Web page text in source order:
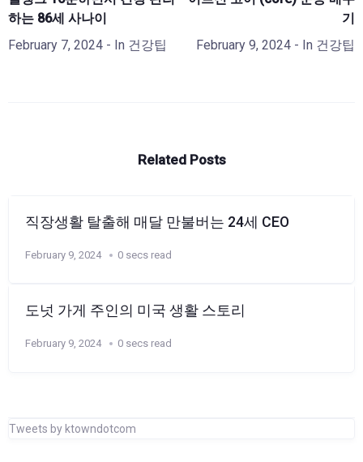
하는 86세 사나이
February 7, 2024 - In 건강팁
기
February 9, 2024 - In 건강팁
Related Posts
직장생활 탈출해 매달 만불버는 24세 CEO
February 9, 2024 0 secs read
도넛 가게 주인의 미국 생활 스토리
February 9, 2024 0 secs read
Tweets by ktowndotcom